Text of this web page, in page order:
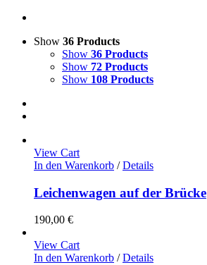
Show 36 Products
Show 36 Products
Show 72 Products
Show 108 Products
View Cart
In den Warenkorb / Details
Leichenwagen auf der Brücke
190,00 €
View Cart
In den Warenkorb / Details